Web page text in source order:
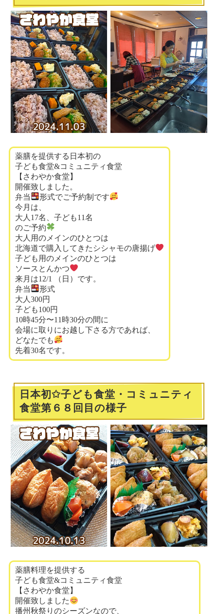
薬膳を提供する日本初の
子ども食堂&コミュニティ食堂
【さわやか食堂】
開催致しました。
弁当
形式でご予約制です
今月は、
大人17名、子ども11名
のご予約
大人用のメインのひとつは
北海道で購入してきたシシャモの唐揚げ
子ども用のメインのひとつは
ソースとんかつ
来月は12/1 （日）です。
弁当
形式
大人300円
子ども100円
10時45分〜11時30分の間に
会場に取りにお越し下さる方であれば、
どなたでも
先着30名です。
日本初✩子ども食堂・コミュニティ
食堂第６８回目の様子
薬膳料理を提供する
子ども食堂&コミュニティ食堂
【さわやか食堂】
開催致しました
播州秋祭りのシーズンなので、